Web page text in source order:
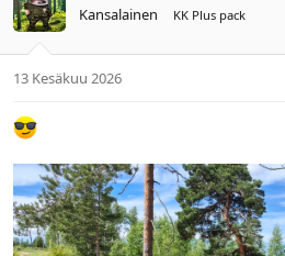
Kansalainen KK Plus pack
13 Kesäkuu 2026